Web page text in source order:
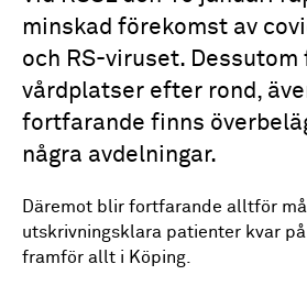
minskad förekomst av
och RS-viruset. Dessutom
vårdplatser efter rond,
fortfarande finns
några avdelningar.
Däremot blir fortfarande alltför
utskrivningsklara patienter kvar
framför allt i Köping.